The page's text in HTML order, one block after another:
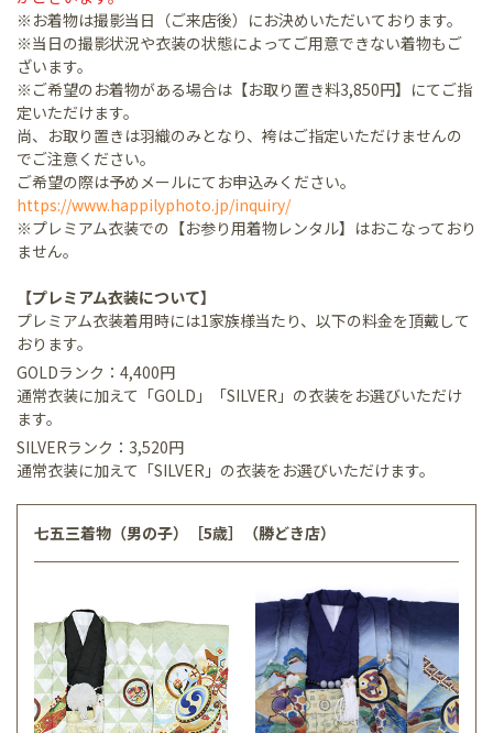
※お着物は撮影当日（ご来店後）にお決めいただいております。
※当日の撮影状況や衣装の状態によってご用意できない着物もご
ざいます。
※ご希望のお着物がある場合は【お取り置き料3,850円】にてご指
定いただけます。
尚、お取り置きは羽織のみとなり、袴はご指定いただけませんの
でご注意ください。
ご希望の際は予めメールにてお申込みください。
https://www.happilyphoto.jp/inquiry/
※プレミアム衣装での【お参り用着物レンタル】はおこなっており
ません。
【プレミアム衣装について】
プレミアム衣装着用時には1家族様当たり、以下の料金を頂戴して
おります。
GOLDランク：4,400円
通常衣装に加えて「GOLD」「SILVER」の衣装をお選びいただけ
ます。
SILVERランク：3,520円
通常衣装に加えて「SILVER」の衣装をお選びいただけます。
七五三着物（男の子）［5歳］（勝どき店）